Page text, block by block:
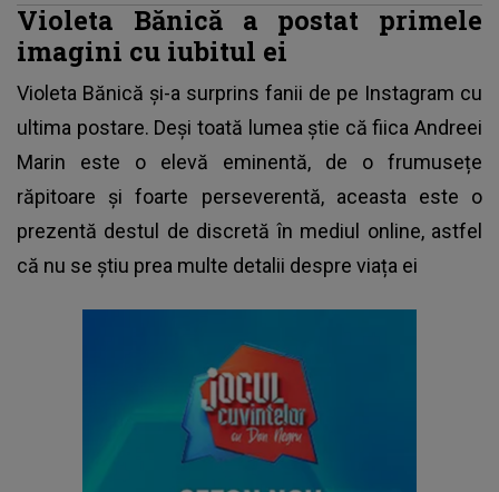
Violeta Bănică a postat primele
imagini cu iubitul ei
Violeta Bănică și-a surprins fanii de pe Instagram cu
ultima postare. Deși toată lumea știe că fiica Andreei
Marin este o elevă eminentă, de o frumusețe
răpitoare și foarte perseverentă, aceasta este o
prezentă destul de discretă în mediul online, astfel
că nu se știu prea multe detalii despre viața ei